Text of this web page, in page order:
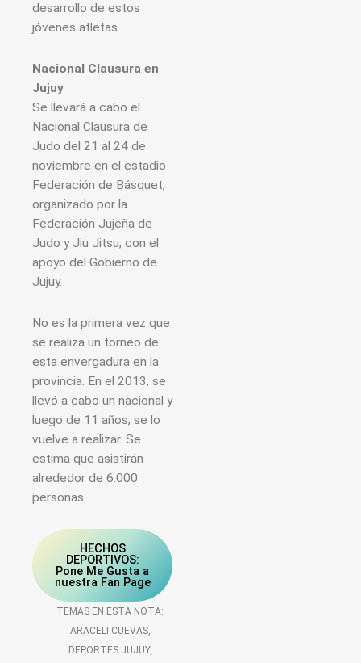
desarrollo de estos
jóvenes atletas.
Nacional Clausura en
Jujuy
Se llevará a cabo el
Nacional Clausura de
Judo del 21 al 24 de
noviembre en el estadio
Federación de Básquet,
organizado por la
Federación Jujeña de
Judo y Jiu Jitsu, con el
apoyo del Gobierno de
Jujuy.
No es la primera vez que
se realiza un torneo de
esta envergadura en la
provincia. En el 2013, se
llevó a cabo un nacional y
luego de 11 años, se lo
vuelve a realizar. Se
estima que asistirán
alrededor de 6.000
personas.
HECHOS
DEPORTIVOS:
Pone Me Gusta a
nuestra Fan Page
TEMAS EN ESTA NOTA:
ARACELI CUEVAS,
DEPORTES JUJUY,